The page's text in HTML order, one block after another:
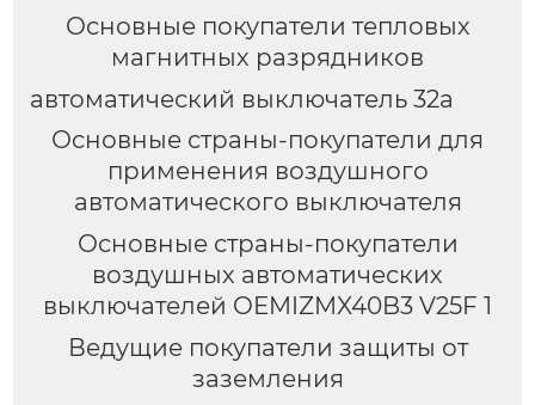
Основные покупатели тепловых
магнитных разрядников
автоматический выключатель 32а
Основные страны-покупатели для
применения воздушного
автоматического выключателя
Основные страны-покупатели
воздушных автоматических
выключателей OEMIZMX40B3 V25F 1
Ведущие покупатели защиты от
заземления